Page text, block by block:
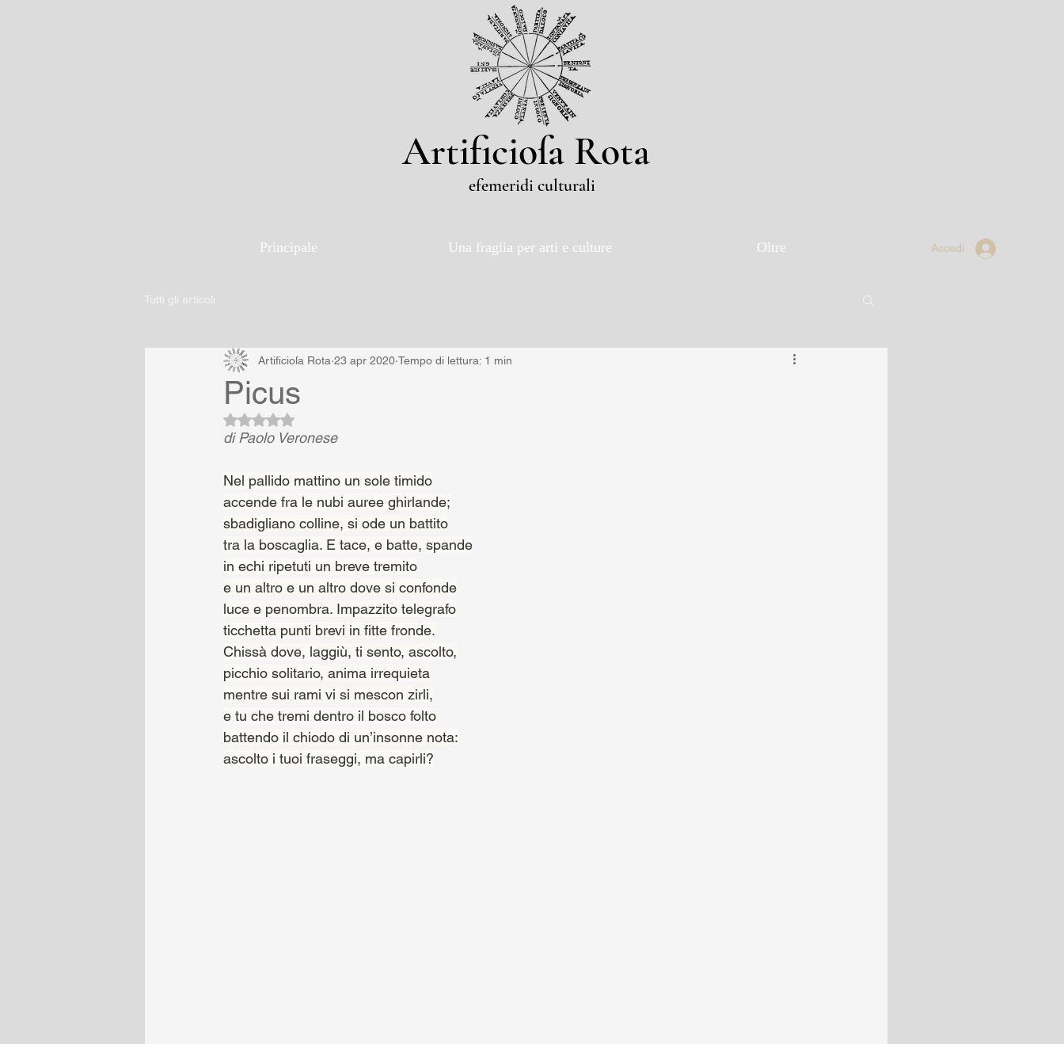
efemeridi culturali
Artificioſa Rota
Principale Una fraglia per arti e culture Oltre Accedi
Tutti gli articoli
Picus
Artificioſa Rota 23 apr 2020 Tempo di lettura: 1 min
Valutazione NaN stelle su 5.
di Paolo Veronese
Nel pallido mattino un sole timido
accende fra le nubi auree ghirlande;
sbadigliano colline, si ode un battito
tra la boscaglia. E tace, e batte, spande
in echi ripetuti un breve tremito
e un altro e un altro dove si confonde
luce e penombra. Impazzito telegrafo
ticchetta punti brevi in fitte fronde.
Chissà dove, laggiù, ti sento, ascolto,
picchio solitario, anima irrequieta
mentre sui rami vi si mescon zirli,
e tu che tremi dentro il bosco folto
battendo il chiodo di un’insonne nota:
ascolto i tuoi fraseggi, ma capirli?